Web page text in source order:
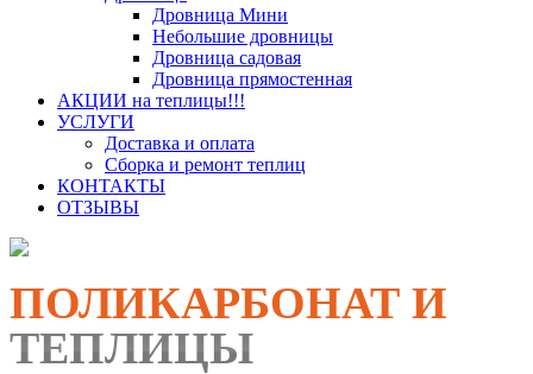
Дровница Мини
Небольшие дровницы
Дровница садовая
Дровница прямостенная
АКЦИИ на теплицы!!!
УСЛУГИ
Доставка и оплата
Сборка и ремонт теплиц
КОНТАКТЫ
ОТЗЫВЫ
ПОЛИКАРБОНАТ И
ТЕПЛИЦЫ